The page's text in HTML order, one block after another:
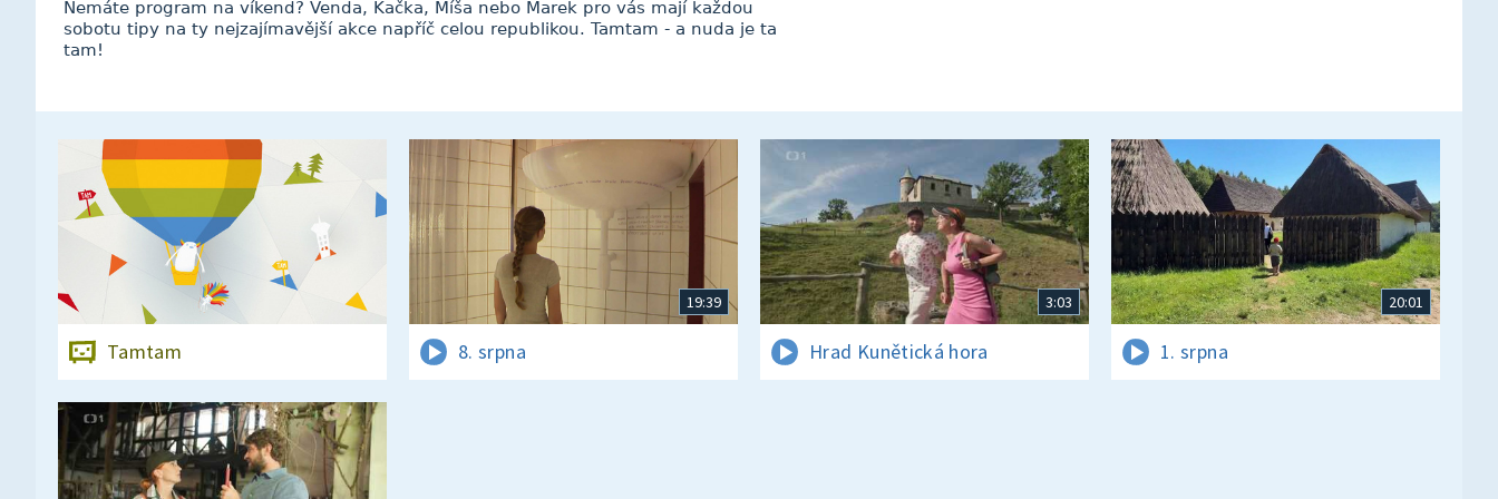
Nemáte program na víkend? Venda, Kačka, Míša nebo Marek pro vás mají každou
sobotu tipy na ty nejzajímavější akce napříč celou republikou. Tamtam - a nuda je ta
tam!
Tamtam
19:39
8. srpna
3:03
Hrad Kunětická hora
20:01
1. srpna